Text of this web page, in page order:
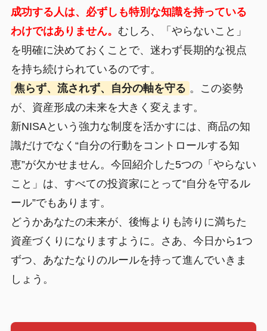
成功する人は、必ずしも特別な知識を持っている
わけではありません。 むしろ、「やらないこと」
を明確に決めておくことで、迷わず長期的な視点
を持ち続けられているのです。
焦らず、流されず、自分の軸を守る 。この姿勢
が、資産形成の未来を大きく変えます。
新NISAという強力な制度を活かすには、商品の知
識だけでなく“自分の行動をコントロールする知
恵”が欠かせません。今回紹介した5つの「やらない
こと」は、すべての投資家にとって“自分を守るル
ール”でもあります。
どうかあなたの未来が、後悔よりも誇りに満ちた
資産づくりになりますように。さあ、今日から1つ
ずつ、あなたなりのルールを持って進んでいきま
しょう。